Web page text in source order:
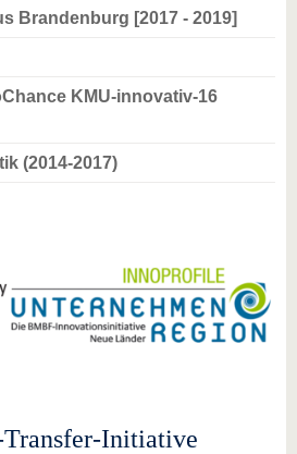
Brandenburg [2017 - 2019]
KMU-innovativ-16
(2014-2017)
Initiative